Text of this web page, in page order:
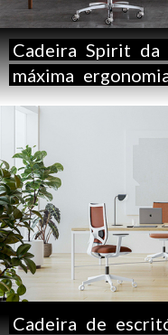
Cadeira Spirit da
máxima
Cadeira de